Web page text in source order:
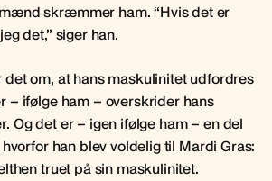
skræmmer ham. “Hvis det er
det,” siger han.
det om, at hans maskulinitet udfordres
– ifølge ham – overskrider hans
Og det er – igen ifølge ham – en del
han blev voldelig til Mardi Gras:
truet på sin maskulinitet.